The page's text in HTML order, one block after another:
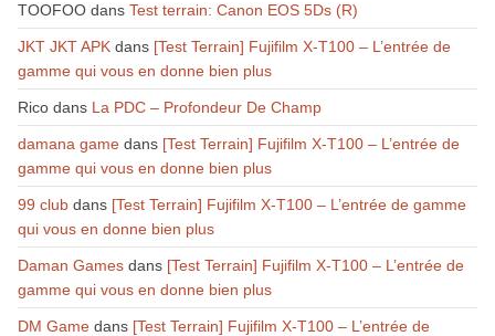
TOOFOOdans Test terrain: Canon EOS 5Ds (R)
JKT JKT APKdans [Test Terrain] Fujifilm X-T100 – L’entrée de
gamme qui vous en donne bien plus
Ricodans La PDC – Profondeur De Champ
damana gamedans [Test Terrain] Fujifilm X-T100 – L’entrée de
gamme qui vous en donne bien plus
99 clubdans [Test Terrain] Fujifilm X-T100 – L’entrée de gamme
qui vous en donne bien plus
Daman Gamesdans [Test Terrain] Fujifilm X-T100 – L’entrée de
gamme qui vous en donne bien plus
DM Gamedans [Test Terrain] Fujifilm X-T100 – L’entrée de